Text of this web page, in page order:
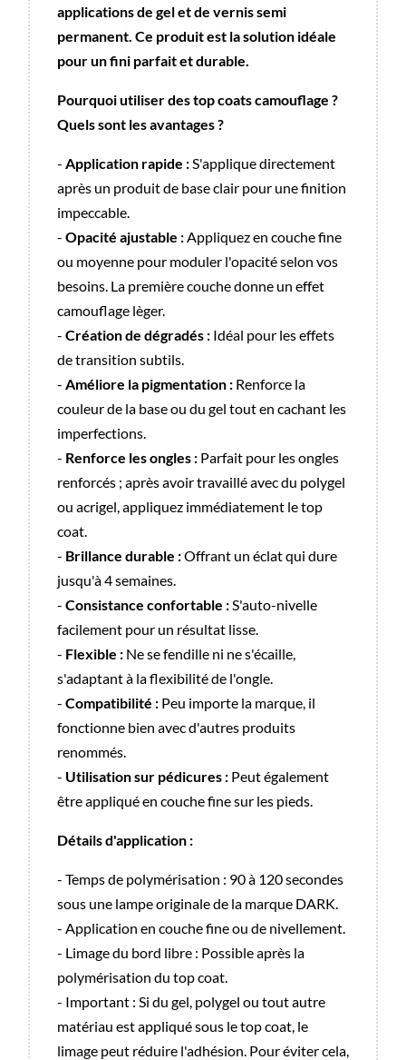
applications de gel et de vernis semi
permanent. Ce produit est la solution idéale
pour un fini parfait et durable.
Pourquoi utiliser des top coats camouflage ?
Quels sont les avantages ?
- Application rapide : S'applique directement
après un produit de base clair pour une finition
impeccable.
- Opacité ajustable : Appliquez en couche fine
ou moyenne pour moduler l'opacité selon vos
besoins. La première couche donne un effet
camouflage lèger.
- Création de dégradés : Idéal pour les effets
de transition subtils.
- Améliore la pigmentation : Renforce la
couleur de la base ou du gel tout en cachant les
imperfections.
- Renforce les ongles : Parfait pour les ongles
renforcés ; après avoir travaillé avec du polygel
ou acrigel, appliquez immédiatement le top
coat.
- Brillance durable :Offrant un éclat qui dure
jusqu'à 4 semaines.
- Consistance confortable : S'auto-nivelle
facilement pour un résultat lisse.
- Flexible : Ne se fendille ni ne s'écaille,
s'adaptant à la flexibilité de l'ongle.
- Compatibilité : Peu importe la marque, il
fonctionne bien avec d'autres produits
renommés.
- Utilisation sur pédicures : Peut également
être appliqué en couche fine sur les pieds.
Détails d'application :
- Temps de polymérisation : 90 à 120 secondes
sous une lampe originale de la marque DARK.
- Application en couche fine ou de nivellement.
- Limage du bord libre : Possible après la
polymérisation du top coat.
- Important : Si du gel, polygel ou tout autre
matériau est appliqué sous le top coat, le
limage peut réduire l'adhésion. Pour éviter cela,